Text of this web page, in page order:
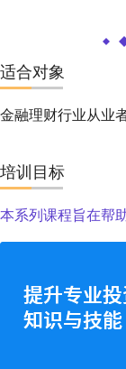
适合对象
金融理财行业从业
培训目标
本系列课程旨在帮